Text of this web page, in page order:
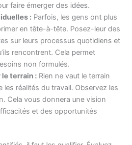
faire émerger des idées.
: Parfois, les gens ont plus
en tête-à-tête. Posez-leur des
sur leurs processus quotidiens et
rencontrent. Cela permet
non formulés.
terrain : Rien ne vaut le terrain
les réalités du travail. Observez les
Cela vous donnera une vision
et des opportunités